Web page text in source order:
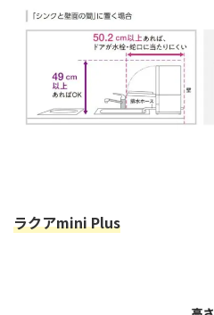
ラクアmini Plus